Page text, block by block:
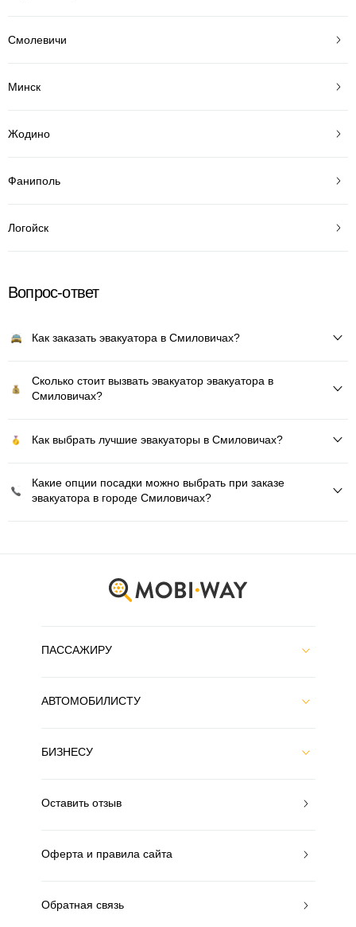
Смолевичи
Минск
Жодино
Фаниполь
Логойск
Вопрос-ответ
Как заказать эвакуатора в Смиловичах?
Сколько стоит вызвать эвакуатор эвакуатора в
Смиловичах?
Как выбрать лучшие эвакуаторы в Смиловичах?
Какие опции посадки можно выбрать при заказе
эвакуатора в городе Смиловичах?
ПАССАЖИРУ
АВТОМОБИЛИСТУ
БИЗНЕСУ
Оставить отзыв
Оферта и правила сайта
Обратная связь